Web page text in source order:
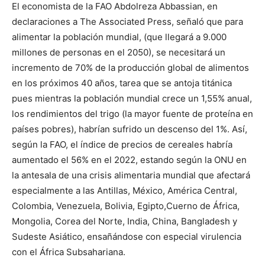
El economista de la FAO Abdolreza Abbassian, en
declaraciones a The Associated Press, señaló que para
alimentar la población mundial, (que llegará a 9.000
millones de personas en el 2050), se necesitará un
incremento de 70% de la producción global de alimentos
en los próximos 40 años, tarea que se antoja titánica
pues mientras la población mundial crece un 1,55% anual,
los rendimientos del trigo (la mayor fuente de proteína en
países pobres), habrían sufrido un descenso del 1%. Así,
según la FAO, el índice de precios de cereales habría
aumentado el 56% en el 2022, estando según la ONU en
la antesala de una crisis alimentaria mundial que afectará
especialmente a las Antillas, México, América Central,
Colombia, Venezuela, Bolivia, Egipto,Cuerno de África,
Mongolia, Corea del Norte, India, China, Bangladesh y
Sudeste Asiático, ensañándose con especial virulencia
con el África Subsahariana.